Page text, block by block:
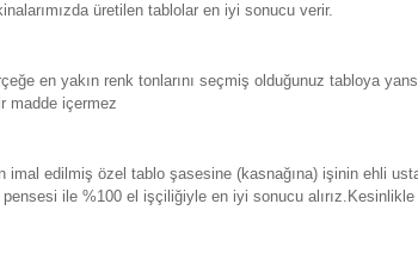
üretilen tablolar en iyi sonucu verir.
en yakın renk tonlarını seçmiş olduğunuz tabloya
madde içermez
edilmiş özel tablo şasesine (kasnağına) işinin ehli
ile %100 el işçiliğiyle en iyi sonucu